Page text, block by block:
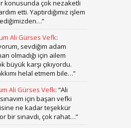
konusunda çok nezaketli
etti. Yaptırdığımız işlem
”
Ali Gürses Vefk:
sevdiğim adam
olmadığı için ailem
büyük karşı çıkıyordu.
helal etmem bile…”
Ali Gürses Vefk: “Ali
için başarı vefki
ne kadar teşekkür
bir sınavdı, çok rahat…”